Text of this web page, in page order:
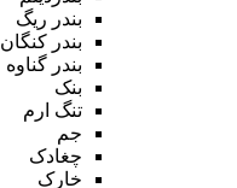
بندر ریگ
بندر کنگان
بندر گناوه
بنک
تنگ ارم
جم
چغادک
خارک